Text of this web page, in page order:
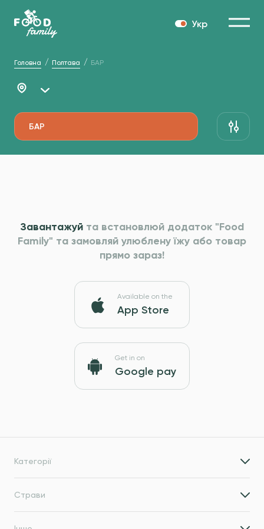
Укр
Головна Полтава БАР
БАР
Завантажуй та встановлюй додаток "Food
Family" та замовляй улюблену їжу або товар
прямо зараз!
Available on the
App Store
Get in on
Google pay
Категорії
Страви